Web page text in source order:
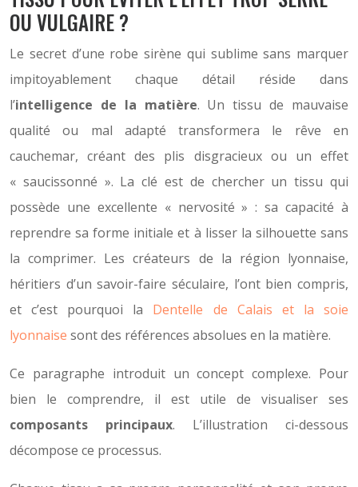
OU VULGAIRE ?
Le secret d’une robe sirène qui sublime sans marquer
impitoyablement chaque détail réside dans
l’intelligence de la matière. Un tissu de mauvaise
qualité ou mal adapté transformera le rêve en
cauchemar, créant des plis disgracieux ou un effet
« saucissonné ». La clé est de chercher un tissu qui
possède une excellente « nervosité » : sa capacité à
reprendre sa forme initiale et à lisser la silhouette sans
la comprimer. Les créateurs de la région lyonnaise,
héritiers d’un savoir-faire séculaire, l’ont bien compris,
et c’est pourquoi la Dentelle de Calais et la soie
lyonnaise sont des références absolues en la matière.
Ce paragraphe introduit un concept complexe. Pour
bien le comprendre, il est utile de visualiser ses
composants principaux. L’illustration ci-dessous
décompose ce processus.